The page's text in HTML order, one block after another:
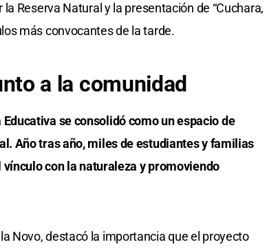
Reserva Natural y la presentación de “Cuchara,
más convocantes de la tarde.
a la comunidad
se consolidó como un espacio de
Año tras año, miles de estudiantes y familias
con la naturaleza y promoviendo
Novo, destacó la importancia que el proyecto